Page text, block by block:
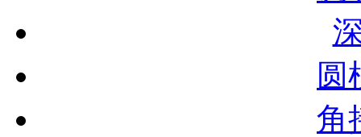
角
带